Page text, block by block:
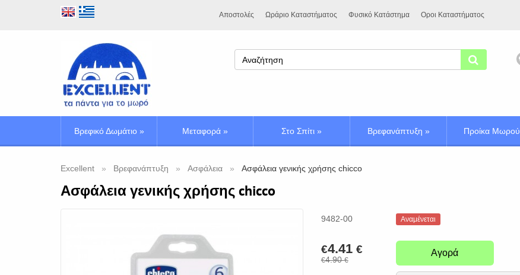
Αποστολές Ωράριο Καταστήματος Φυσικό Κατάστημα Οροι Καταστήματος
Βρεφικό Δωμάτιο» Μεταφορά » Στο Σπίτι » Βρεφανάπτυξη » Προίκα Μωρού
Excellent Βρεφανάπτυξη Ασφάλεια Ασφάλεια γενικής χρήσης chicco
Ασφάλεια γενικής χρήσης chicco
9482-00 Αναμένεται
€4.41 €
€4.90€
Αγορά